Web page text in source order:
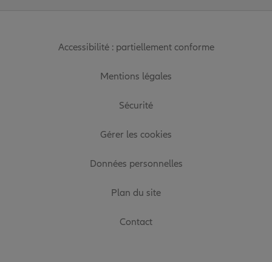
Accessibilité : partiellement conforme
Mentions légales
Sécurité
Gérer les cookies
Données personnelles
Plan du site
Contact